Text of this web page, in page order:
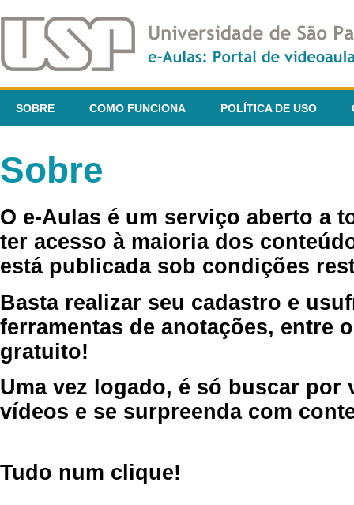
SOBRE COMO FUNCIONA POLÍTICA DE USO
Sobre
O e-Aulas é um serviço aberto a
ter acesso à maioria dos
está publicada sob condições
Basta realizar seu cadastro e
ferramentas de anotações, entre
gratuito!
Uma vez logado, é só buscar por
vídeos e se surpreenda com
Tudo num clique!